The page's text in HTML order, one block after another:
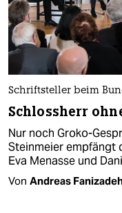
Schriftsteller beim
Schlossherr
Nur noch Groko-
Steinmeier empfängt
Eva Menasse und
Von Andreas